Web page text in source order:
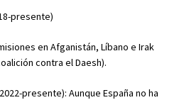
presente)
en Afganistán, Líbano e Irak
contra el Daesh).
presente): Aunque España no ha